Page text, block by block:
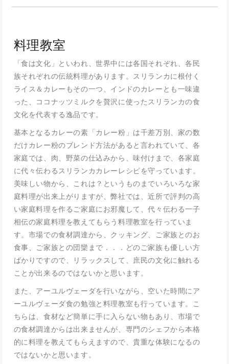
料理教室
「食は文化」といわれ、世界中には各国それぞれ、各民
族それぞれの伝統料理があります。スリランカに根付く
ライス＆カレーもその一つ、インドのカレーとも一味違
った、ココナッツミルクを贅沢に使ったスリランカの食
文化を代表する逸品です。
基本となるカレーの素「カレー粉」は千差万別、家の数
だけカレー粉のブレンド方法があると言われていて、各
家庭では、肉、野菜の仕込みから、味付けまで、各家庭
に代々伝わるスリランカカレーレシピを守っています。
美味しい物から、これは？というものまでいろいろな家
庭料理が出来上がりますが、弊社では、近所で評判の高
い家庭料理を作るご家庭にお邪魔して、代々伝わる一子
相伝の家庭料理を教えてもらう料理教室を行っていま
す。市場での食材調達から、クッキング、ご家族とのお
食事、ご家族との団欒まで．．．どのご家族も優しい方
ばかりですので、リラックスして、庶民の文化に触れる
ことが出来るのではないかと思います。
また、アーユルヴェーダを行いながら、空いた時間にア
ーユルヴェーダ食の勉強と料理教室も行っています。こ
ちらは、食材など簡単に手に入らない物もあり、市場で
の食材調達からは出来ませんが、専門のシェフから本格
的に料理を教えてもらえますので、貴重な体験になるの
ではないかと思います。